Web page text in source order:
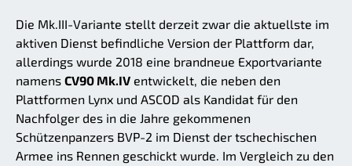
Die Mk.III-Variante stellt derzeit zwar die aktuellste im
aktiven Dienst befindliche Version der Plattform dar,
allerdings wurde 2018 eine brandneue Exportvariante
namens CV90 Mk.IV entwickelt, die neben den
Plattformen Lynx und ASCOD als Kandidat für den
Nachfolger des in die Jahre gekommenen
Schützenpanzers BVP-2 im Dienst der tschechischen
Armee ins Rennen geschickt wurde. Im Vergleich zu den